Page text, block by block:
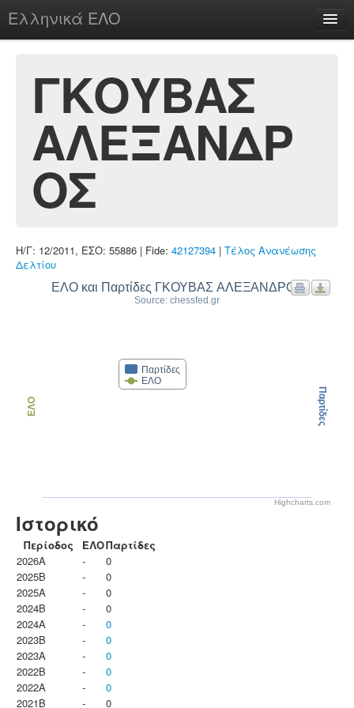
Ελληνικά ΕΛΟ
chesstu.be @ discord
Login
ΓΚΟΥΒΑΣ
ΑΛΕΞΑΝΔΡ
ΟΣ
Η/Γ: 12/2011, ΕΣΟ: 55886 | Fide: 42127394 | Τέλος Ανανέωσης
Δελτίου
ΕΛΟ και Παρτίδες ΓΚΟΥΒΑΣ ΑΛΕΞΑΝΔΡΟΣ
Source: chessfed.gr
Παρτίδες
ΕΛΟ
ΕΛΟ Παρτίδες
Highcharts.com
Ιστορικό
Περίοδος ΕΛΟΠαρτίδες
2026A
-
0
2025B
-
0
2025A
-
0
2024B
-
0
2024A
-
0
2023B
-
0
2023Α
-
0
2022B
-
0
2022A
-
0
2021B
- 0